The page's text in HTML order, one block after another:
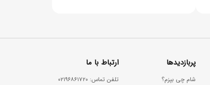
پربازدیدها
شام چی بپزم؟
ارتباط با ما
ﺗﻠﻔﻦ ﺗﻤﺎس: ۰۲۱۹۶۸۶۱۷۲۰